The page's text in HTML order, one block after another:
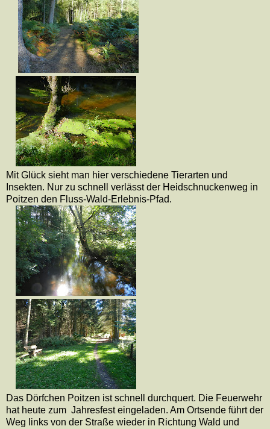
Mit Glück sieht man hier verschiedene Tierarten und
Insekten. Nur zu schnell verlässt der Heidschnuckenweg in
Poitzen den Fluss-Wald-Erlebnis-Pfad.
Das Dörfchen Poitzen ist schnell durchquert. Die Feuerwehr
hat heute zum Jahresfest eingeladen. Am Ortsende führt der
Weg links von der Straße wieder in Richtung Wald und